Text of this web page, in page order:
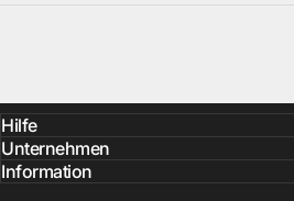
Hilfe
Unternehmen
Information